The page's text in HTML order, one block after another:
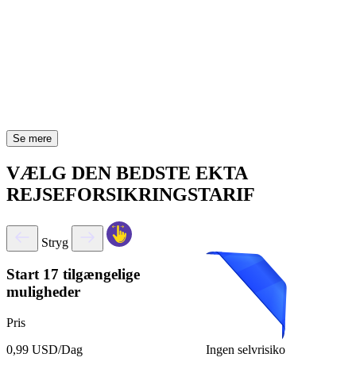
Se mere
VÆLG DEN BEDSTE EKTA
REJSEFORSIKRINGSTARIF
Stryg
Start 17 tilgængelige
muligheder
Pris
0,99 USD/Dag
Ingen selvrisiko